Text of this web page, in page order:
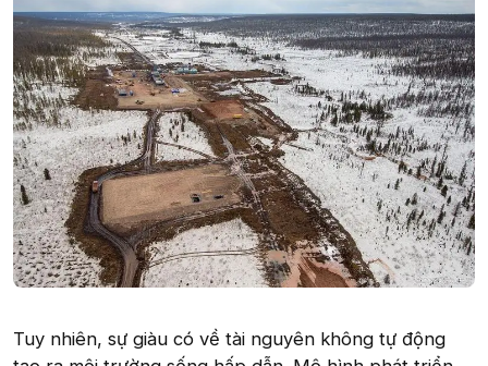
Tuy nhiên, sự giàu có về tài nguyên không tự động